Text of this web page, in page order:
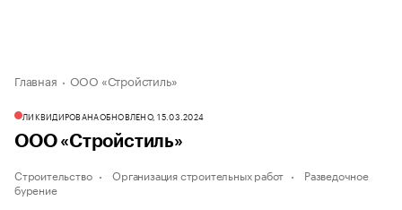
Главная ООО «Стройстиль»
ЛИКВИДИРОВАНАОБНОВЛЕНО, 15.03.2024
ООО «Стройстиль»
Строительство Организация строительных работ
Разведочное
бурение